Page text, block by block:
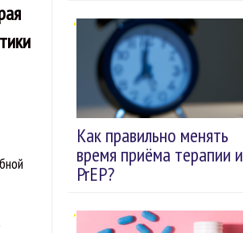
Как правильно менять
время приёма терапии и
PrEP?